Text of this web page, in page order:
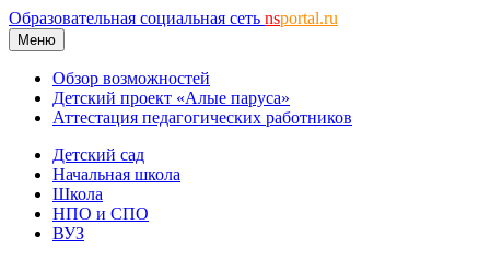
Образовательная социальная сеть nsportal.ru
Меню
Обзор возможностей
Детский проект «Алые паруса»
Аттестация педагогических работников
Детский сад
Начальная школа
Школа
НПО и СПО
ВУЗ